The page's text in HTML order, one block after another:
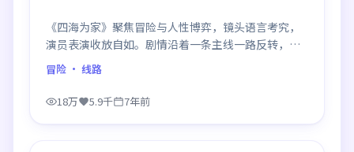
《四海为家》聚焦冒险与人性博弈，镜头语言考究，
演员表演收放自如。剧情沿着一条主线一路反转，每
次揭晓都重塑前情认知，悬念感拉满。
冒险 · 线路
18万 5.9千 7年前